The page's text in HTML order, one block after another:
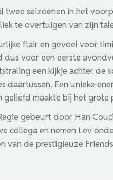
twee seizoenen in het
te overtuigen van zijn
flair en gevoel voor
dus voor een eerste
een kijkje achter de
daartussen. Een unieke
geliefd maakte bij het grote
gebeurt door Han
collega en nemen Lev
van de prestigieuze